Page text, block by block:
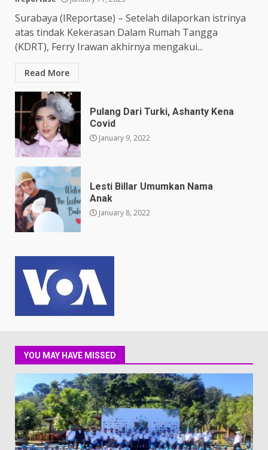
Surabaya (IReportase) – Setelah dilaporkan istrinya
atas tindak Kekerasan Dalam Rumah Tangga
(KDRT), Ferry Irawan akhirnya mengakui...
Read More
Pulang Dari Turki, Ashanty Kena
Covid
January 9, 2022
Lesti Billar Umumkan Nama
Anak
January 8, 2022
YOU MAY HAVE MISSED